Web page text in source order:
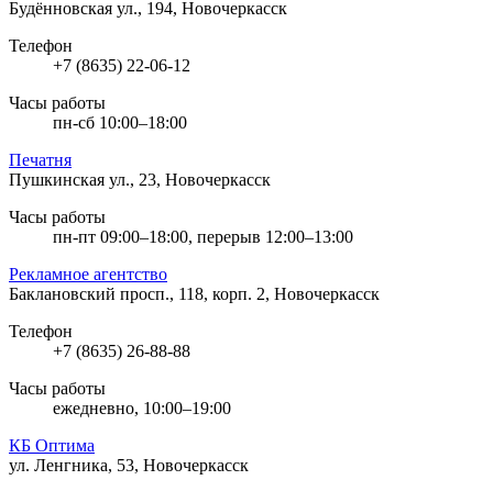
Будённовская ул., 194, Новочеркасск
Телефон
+7 (8635) 22-06-12
Часы работы
пн-сб 10:00–18:00
Печатня
Пушкинская ул., 23, Новочеркасск
Часы работы
пн-пт 09:00–18:00, перерыв 12:00–13:00
Рекламное агентство
Баклановский просп., 118, корп. 2, Новочеркасск
Телефон
+7 (8635) 26-88-88
Часы работы
ежедневно, 10:00–19:00
КБ Оптима
ул. Ленгника, 53, Новочеркасск